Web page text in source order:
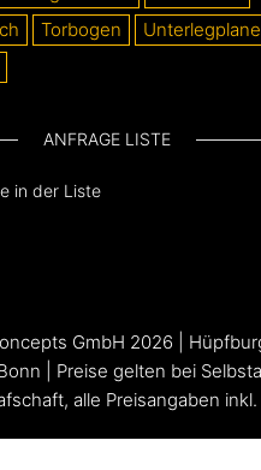
Torbogen
Unterlegplane
ANFRAGE LISTE
in der Liste